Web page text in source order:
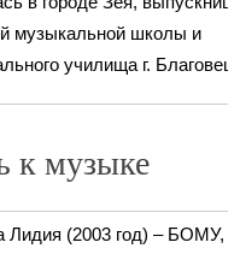
музыкальной школы и
училища г.
к музыке
Лидия (2003 год) – БОМУ, в